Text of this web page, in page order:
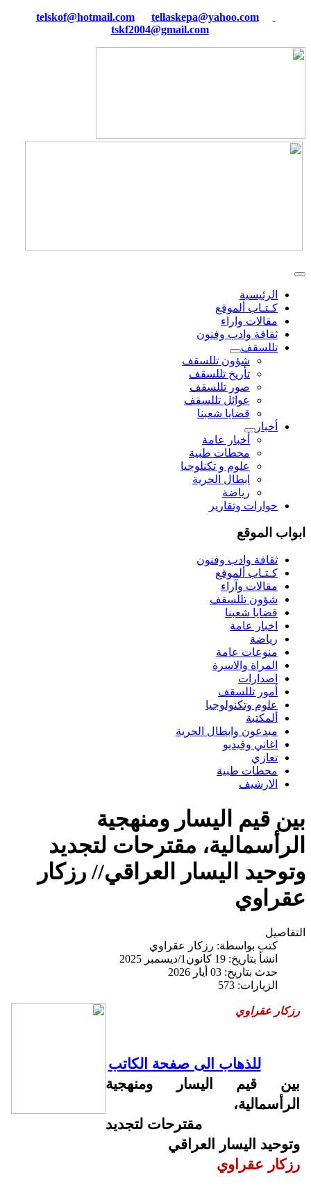
tellaskepa@yahoo.com
tskf2004@gmail.com
الرئيسية
كـتـاب ألموقع
مقالات واراء
ثقافة وادب وفنون
تللسقف
شؤون تللسقف
تأريخ تللسقف
صور تللسقف
عوائل تللسقف
قضايا شعبنا
أخبار
أخبار عامة
محطات طبية
علوم و تکنلوجیا
ابطال الحرية
رياضة
حوارات وتقارير
ابواب الموقع
ثقافة وادب وفنون
كـتـاب ألموقع
مقالات وآراء
شؤون تللسقف
قضايا شعبنا
اخبار عامة
رياضة
منوعات عامة
المراة والاسرة
اصدارات
أمور تللسقف
علوم وتكنولوجيا
ألمكتبة
مبدعون وابطال الحرية
اغاني وفيديو
تعازي
محطات طبية
الارشيف
بين قيم اليسار ومنهجية
الرأسمالية، مقترحات لتجديد
وتوحيد اليسار العراقي// رزكار
عقراوي
التفاصيل
كتب بواسطة: رزكار عقراوي
انشأ بتاريخ: 19 كانون1/ديسمبر 2025
حدث بتاريخ: 03 أيار 2026
الزيارات: 573
رزكار عقراوي
للذهاب الى صفحة الكاتب
بين قيم اليسار ومنهجية
الرأسمالية،
مقترحات لتجديد
وتوحيد اليسار العراقي
رزكار عقراوي